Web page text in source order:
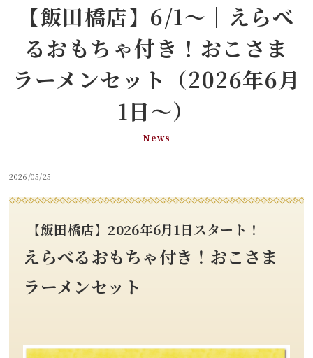
【飯田橋店】6/1～｜えらべ
るおもちゃ付き！おこさま
ラーメンセット（2026年6月
1日～）
News
2026/05/25
【飯田橋店】 2026年6月1日スタート！
えらべるおもちゃ付き！おこさま
ラーメンセット